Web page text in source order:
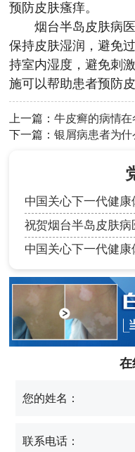
预防皮肤瘙痒。
烟台半岛皮肤病
保持皮肤湿润，避免
持室内湿度，避免刺
施可以帮助患者预防
上一篇：牛皮癣的病情
下一篇：银屑病患者为
中国关心下一代健康
祝贺烟台半岛皮肤
中国关心下一代健康
在
您的姓名：
联系电话：